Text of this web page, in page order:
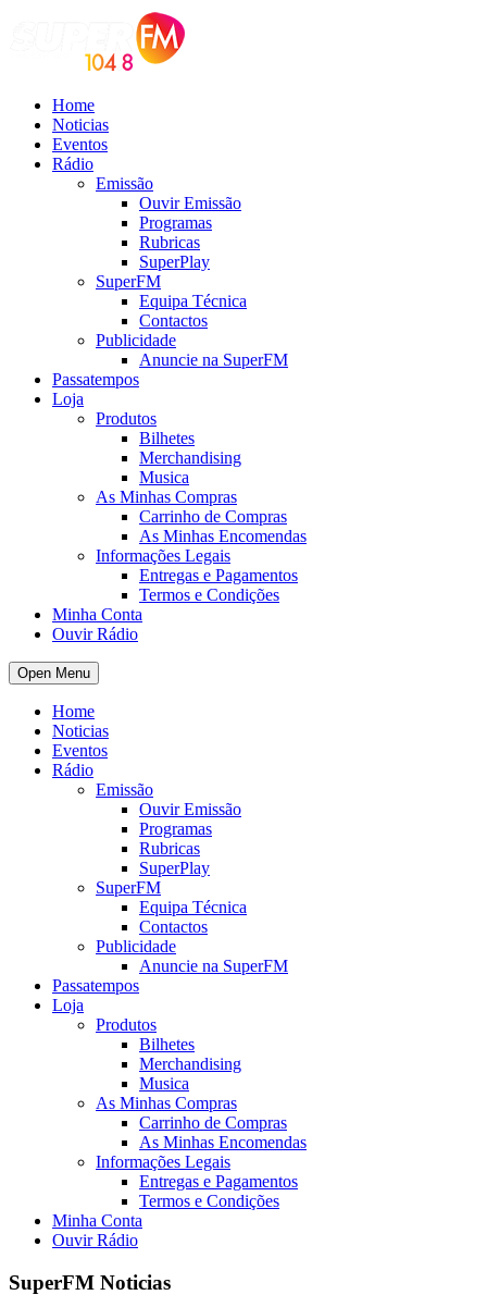
Home
Noticias
Eventos
Rádio
Emissão
Ouvir Emissão
Programas
Rubricas
SuperPlay
SuperFM
Equipa Técnica
Contactos
Publicidade
Anuncie na SuperFM
Passatempos
Loja
Produtos
Bilhetes
Merchandising
Musica
As Minhas Compras
Carrinho de Compras
As Minhas Encomendas
Informações Legais
Entregas e Pagamentos
Termos e Condições
Minha Conta
Ouvir Rádio
Open Menu
Home
Noticias
Eventos
Rádio
Emissão
Ouvir Emissão
Programas
Rubricas
SuperPlay
SuperFM
Equipa Técnica
Contactos
Publicidade
Anuncie na SuperFM
Passatempos
Loja
Produtos
Bilhetes
Merchandising
Musica
As Minhas Compras
Carrinho de Compras
As Minhas Encomendas
Informações Legais
Entregas e Pagamentos
Termos e Condições
Minha Conta
Ouvir Rádio
SuperFM Noticias